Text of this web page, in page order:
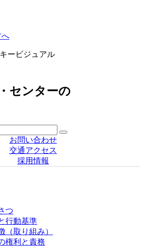
へ
センターの
お問い合わせ
交通アクセス
採用情報
つ
行動基準
（取り組み）
権利と責務